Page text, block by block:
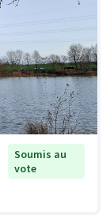
Soumis au
vote